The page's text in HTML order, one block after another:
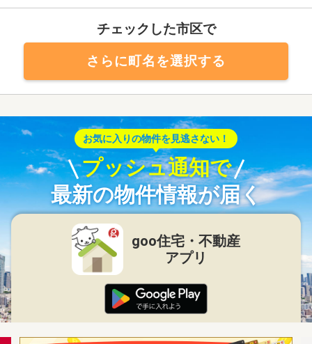
チェックした市区で
さらに町名を選択する
お気に入りの物件を見逃さない！
プッシュ通知で
最新の物件情報が届く
goo住宅・不動産
アプリ